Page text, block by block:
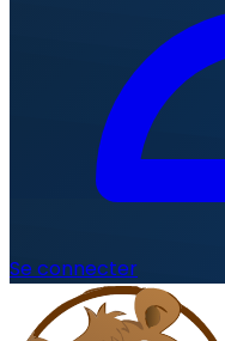
Se connecter